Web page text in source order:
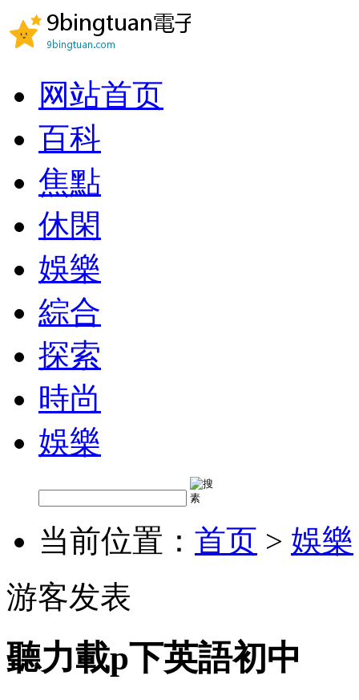
网站首页
百科
焦點
休閑
娛樂
綜合
探索
時尚
娛樂
当前位置： 首页 > 娛樂
游客发表
聽力載p下英語初中